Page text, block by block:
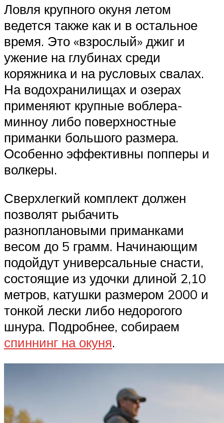
Ловля крупного окуня летом
ведется также как и в остальное
время. Это «взрослый» джиг и
ужение на глубинах среди
коряжника и на русловых свалах.
На водохранилищах и озерах
применяют крупные воблера-
минноу либо поверхностные
приманки большого размера.
Особенно эффективны попперы и
волкеры.
Сверхлегкий комплект должен
позволят рыбачить
разноплановыми приманками
весом до 5 грамм. Начинающим
подойдут универсальные снасти,
состоящие из удочки длиной 2,10
метров, катушки размером 2000 и
тонкой лески либо недорогого
шнура. Подробнее, собираем
спиннинг на окуня.